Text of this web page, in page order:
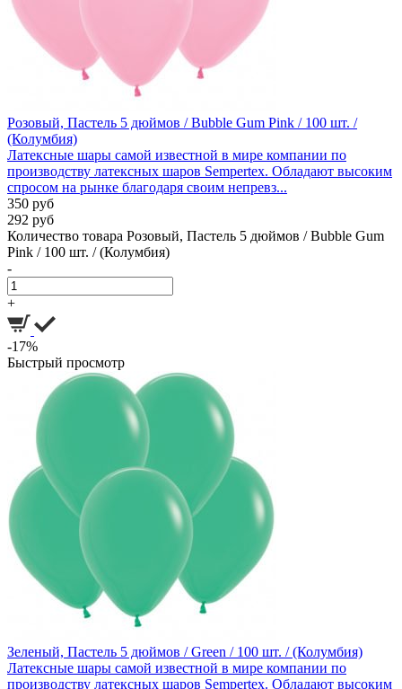
Розовый, Пастель 5 дюймов / Bubble Gum Pink / 100 шт. /
(Колумбия)
Латексные шары самой известной в мире компании по
производству латексных шаров Sempertex. Обладают высоким
спросом на рынке благодаря своим непревз...
350 руб
292 руб
Количество товара Розовый, Пастель 5 дюймов / Bubble Gum
Pink / 100 шт. / (Колумбия)
-
+
-17%
Быстрый просмотр
Зеленый, Пастель 5 дюймов / Green / 100 шт. / (Колумбия)
Латексные шары самой известной в мире компании по
производству латексных шаров Sempertex. Обладают высоким